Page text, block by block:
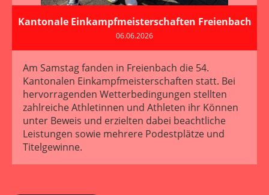
Kantonale Einkampfmeisterschaften Freienbach
06.06.2026
Am Samstag fanden in Freienbach die 54.
Kantonalen Einkampfmeisterschaften statt. Bei
hervorragenden Wetterbedingungen stellten
zahlreiche Athletinnen und Athleten ihr Können
unter Beweis und erzielten dabei beachtliche
Leistungen sowie mehrere Podestplätze und
Titelgewinne.